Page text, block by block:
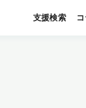
支援検索